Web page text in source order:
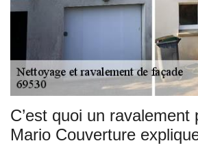
C’est quoi un ravalement
Mario Couverture